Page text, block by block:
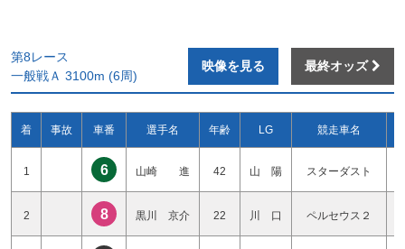
第8レース
一般戦Ａ 3100m (6周)
映像を見る 最終オッズ
着 事故 車番 選手名 年齢 LG 競走車名
1 6 山崎 進 42 山 陽 スターダスト
2 8 黒川 京介 22 川 口 ペルセウス２